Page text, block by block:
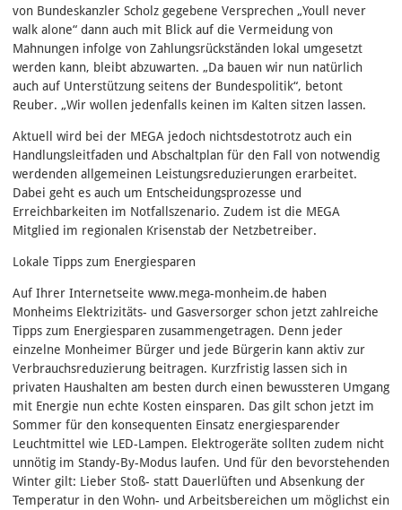
von Bundeskanzler Scholz gegebene Versprechen „Youll never
walk alone“ dann auch mit Blick auf die Vermeidung von
Mahnungen infolge von Zahlungsrückständen lokal umgesetzt
werden kann, bleibt abzuwarten. „Da bauen wir nun natürlich
auch auf Unterstützung seitens der Bundespolitik“, betont
Reuber. „Wir wollen jedenfalls keinen im Kalten sitzen lassen.
Aktuell wird bei der MEGA jedoch nichtsdestotrotz auch ein
Handlungsleitfaden und Abschaltplan für den Fall von notwendig
werdenden allgemeinen Leistungsreduzierungen erarbeitet.
Dabei geht es auch um Entscheidungsprozesse und
Erreichbarkeiten im Notfallszenario. Zudem ist die MEGA
Mitglied im regionalen Krisenstab der Netzbetreiber.
Lokale Tipps zum Energiesparen
Auf Ihrer Internetseite www.mega-monheim.de haben
Monheims Elektrizitäts- und Gasversorger schon jetzt zahlreiche
Tipps zum Energiesparen zusammengetragen. Denn jeder
einzelne Monheimer Bürger und jede Bürgerin kann aktiv zur
Verbrauchsreduzierung beitragen. Kurzfristig lassen sich in
privaten Haushalten am besten durch einen bewussteren Umgang
mit Energie nun echte Kosten einsparen. Das gilt schon jetzt im
Sommer für den konsequenten Einsatz energiesparender
Leuchtmittel wie LED-Lampen. Elektrogeräte sollten zudem nicht
unnötig im Standy-By-Modus laufen. Und für den bevorstehenden
Winter gilt: Lieber Stoß- statt Dauerlüften und Absenkung der
Temperatur in den Wohn- und Arbeitsbereichen um möglichst ein